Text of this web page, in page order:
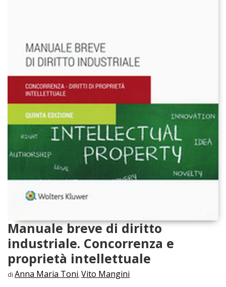
Manuale breve di diritto
industriale. Concorrenza e
proprietà intellettuale
di Anna Maria Toni, Vito Mangini